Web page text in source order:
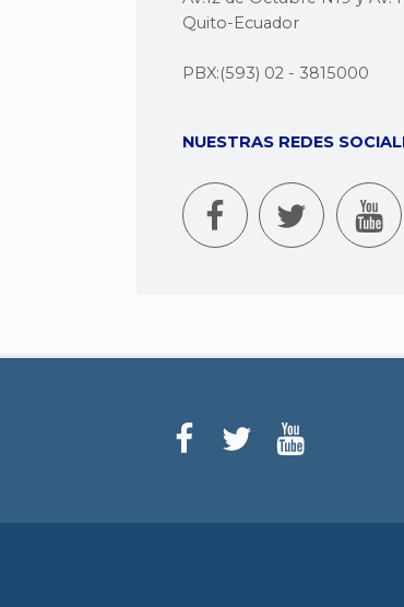
Quito-Ecuador
PBX:(593) 02 - 3815000
NUESTRAS REDES